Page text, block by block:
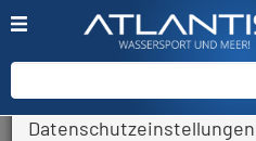
Zurück
Datenschutzeinstellungen